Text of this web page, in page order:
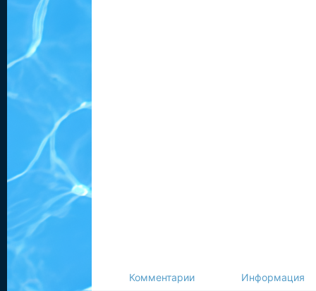
Комментарии Информация